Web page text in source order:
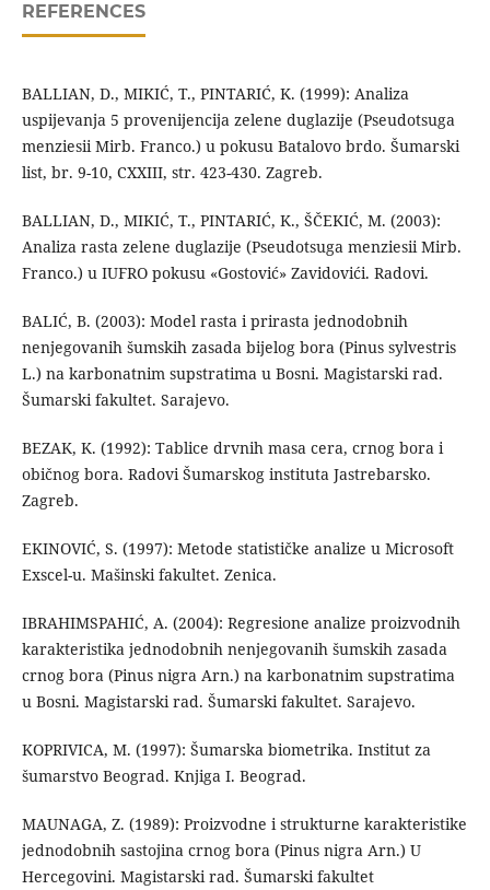
REFERENCES
BALLIAN, D., MIKIĆ, T., PINTARIĆ, K. (1999): Analiza
uspijevanja 5 provenijencija zelene duglazije (Pseudotsuga
menziesii Mirb. Franco.) u pokusu Batalovo brdo. Šumarski
list, br. 9-10, CXXIII, str. 423-430. Zagreb.
BALLIAN, D., MIKIĆ, T., PINTARIĆ, K., ŠČEKIĆ, M. (2003):
Analiza rasta zelene duglazije (Pseudotsuga menziesii Mirb.
Franco.) u IUFRO pokusu «Gostović» Zavidovići. Radovi.
BALIĆ, B. (2003): Model rasta i prirasta jednodobnih
nenjegovanih šumskih zasada bijelog bora (Pinus sylvestris
L.) na karbonatnim supstratima u Bosni. Magistarski rad.
Šumarski fakultet. Sarajevo.
BEZAK, K. (1992): Tablice drvnih masa cera, crnog bora i
običnog bora. Radovi Šumarskog instituta Jastrebarsko.
Zagreb.
EKINOVIĆ, S. (1997): Metode statističke analize u Microsoft
Exscel-u. Mašinski fakultet. Zenica.
IBRAHIMSPAHIĆ, A. (2004): Regresione analize proizvodnih
karakteristika jednodobnih nenjegovanih šumskih zasada
crnog bora (Pinus nigra Arn.) na karbonatnim supstratima
u Bosni. Magistarski rad. Šumarski fakultet. Sarajevo.
KOPRIVICA, M. (1997): Šumarska biometrika. Institut za
šumarstvo Beograd. Knjiga I. Beograd.
MAUNAGA, Z. (1989): Proizvodne i strukturne karakteristike
jednodobnih sastojina crnog bora (Pinus nigra Arn.) U
Hercegovini. Magistarski rad. Šumarski fakultet